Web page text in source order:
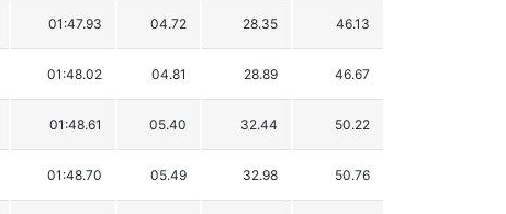
01:47.93 04.72 28.35 46.13
01:48.02 04.81 28.89 46.67
01:48.61 05.40 32.44 50.22
01:48.70 05.49 32.98 50.76